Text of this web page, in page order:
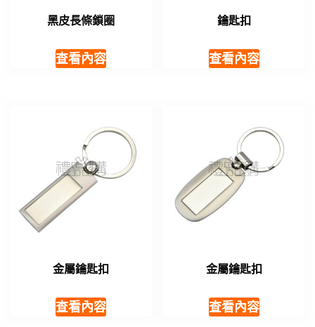
黑皮長條鎖圈
查看內容
鑰匙扣
查看內容
金屬鑰匙扣
查看內容
金屬鑰匙扣
查看內容